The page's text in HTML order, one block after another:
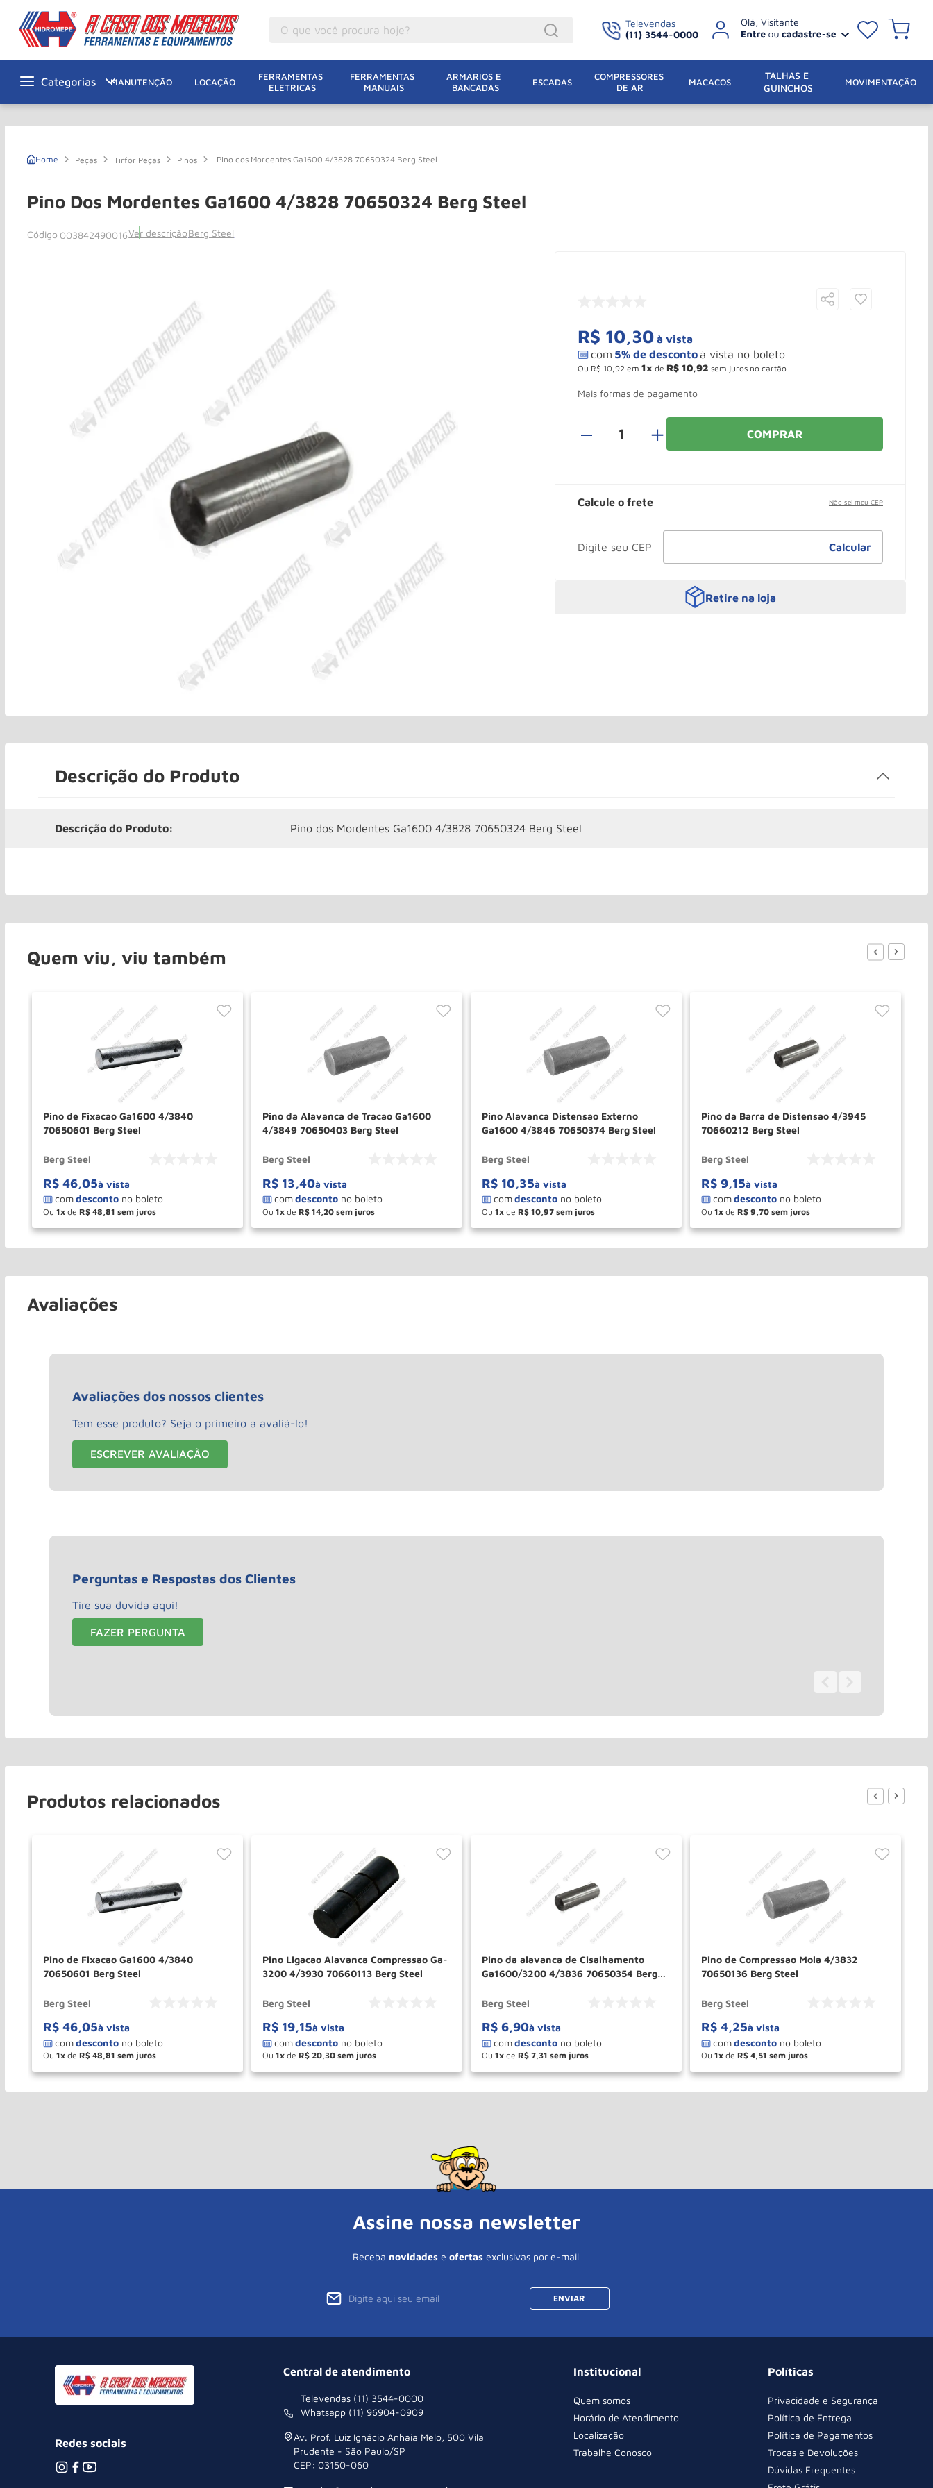
Televendas
(11) 3544-0000
MANUTENÇÃO LOCAÇÃO
FERRAMENTAS
ELETRICAS
FERRAMENTAS
MANUAIS
ARMARIOS E
BANCADAS
ESCADAS
COMPRESSORES
DE AR
MACACOS
TALHAS E
GUINCHOS
MOVIMENTAÇÃO
Peças Tirfor Peças Pinos Pino dos Mordentes Ga1600 4/3828 70650324 Berg Steel
Pino Dos Mordentes Ga1600 4/3828 70650324 Berg Steel
003842490016Ver descriçãoBerg Steel
R$ 10,30à vista
Ou R$ 10 92 em 1 de R$ 10,92 sem juros no cartão
Mais formas de pagamento
＋ COMPRAR
Calcule o frete Não sei meu CEP
Retire na loja
Descrição do Produto
Descrição do Produto: Pino dos Mordentes Ga1600 4/3828 70650324 Berg Steel
Quem viu, viu também
Pino de Fixacao Ga1600 4/3840
70650601 Berg Steel
Berg Steel
R$ 46,05à vista
Ou 1 de R$ 48 81
＋
－ COMPRAR
Pino da Alavanca de Tracao Ga1600
4/3849 70650403 Berg Steel
Berg Steel
R$ 13,40à vista
Ou 1 de R$ 14 20
＋
－ COMPRAR
Pino Alavanca Distensao Externo
Ga1600 4/3846 70650374 Berg Steel
Berg Steel
R$ 10,35à vista
Ou 1 de R$ 10 97
＋
－ COMPRAR
Pino da Barra de Distensao 4/3945
70660212 Berg Steel
Berg Steel
R$ 9,15à vista
Ou 1 de R$ 9 70
＋
－ COMPRAR
Avaliações
Avaliações dos nossos clientes
Tem esse produto? Seja o primeiro a avaliá-lo!
ESCREVER AVALIAÇÃO
Perguntas e Respostas dos Clientes
Tire sua duvida aqui!
FAZER PERGUNTA
Produtos relacionados
Pino de Fixacao Ga1600 4/3840
70650601 Berg Steel
Berg Steel
R$ 46,05à vista
Ou 1 de R$ 48,81
＋
－ COMPRAR
Pino Ligacao Alavanca Compressao Ga-
3200 4/3930 70660113 Berg Steel
Berg Steel
R$ 19,15à vista
Ou 1 de R$ 20,30
＋
－ COMPRAR
Pino da alavanca de Cisalhamento
Ga1600/3200 4/3836 70650354 Berg
Berg Steel
R$ 6,90à vista
Ou 1 de R$ 7,31
＋
－ COMPRAR
Pino de Compressao Mola 4/3832
70650136 Berg Steel
Berg Steel
R$ 4,25à vista
Ou 1 de R$ 4,51
＋
－ COMPRAR
Assine nossa newsletter
Receba novidades e ofertas exclusivas por e-mail
ENVIAR
Redes sociais
Central de atendimento
Televendas (11) 3544-0000
Whatsapp (11) 96904-0909
Av. Prof. Luiz Ignácio Anhaia Melo, 500 Vila
Prudente - São Paulo/SP
CEP: 03150-060
Institucional
Quem somos
Horário de Atendimento
Localização
Trabalhe Conosco
Políticas
Privacidade e Segurança
Política de Entrega
Política de Pagamentos
Trocas e Devoluções
Dúvidas Frequentes
1º Macacos
6 Guincho